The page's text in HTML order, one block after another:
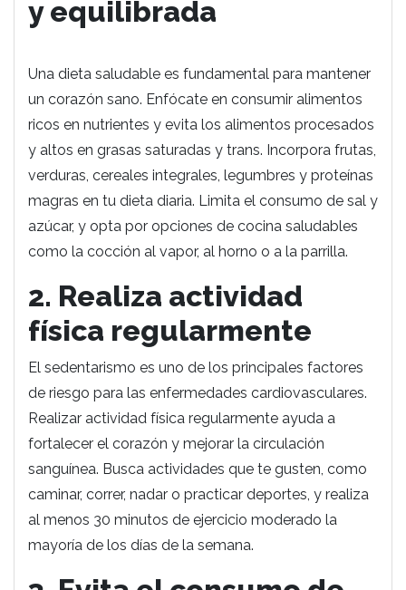
y equilibrada
Una dieta saludable es fundamental para mantener
un corazón sano. Enfócate en consumir alimentos
ricos en nutrientes y evita los alimentos procesados
y altos en grasas saturadas y trans. Incorpora frutas,
verduras, cereales integrales, legumbres y proteínas
magras en tu dieta diaria. Limita el consumo de sal y
azúcar, y opta por opciones de cocina saludables
como la cocción al vapor, al horno o a la parrilla.
2. Realiza actividad
física regularmente
El sedentarismo es uno de los principales factores
de riesgo para las enfermedades cardiovasculares.
Realizar actividad física regularmente ayuda a
fortalecer el corazón y mejorar la circulación
sanguínea. Busca actividades que te gusten, como
caminar, correr, nadar o practicar deportes, y realiza
al menos 30 minutos de ejercicio moderado la
mayoría de los días de la semana.